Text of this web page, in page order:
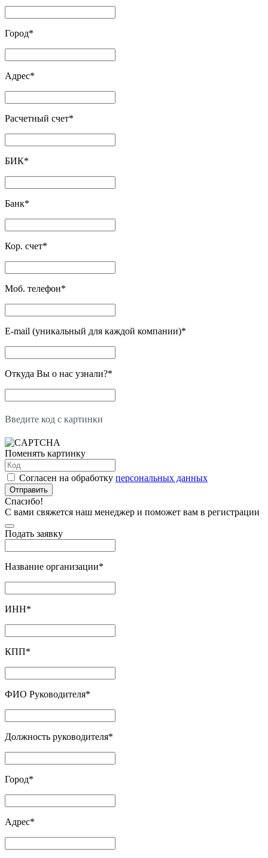
Город*
Адрес*
Расчетный счет*
БИК*
Банк*
Кор. счет*
Моб. телефон*
E-mail (уникальный для каждой компании)*
Откуда Вы о нас узнали?*
Введите код с картинки
Поменять картинку
Согласен на обработку персональных данных
Отправить
Спасибо!
С вами свяжется наш менеджер и поможет вам в регистрации
Подать заявку
Название организации*
ИНН*
КПП*
ФИО Руководителя*
Должность руководителя*
Город*
Адрес*